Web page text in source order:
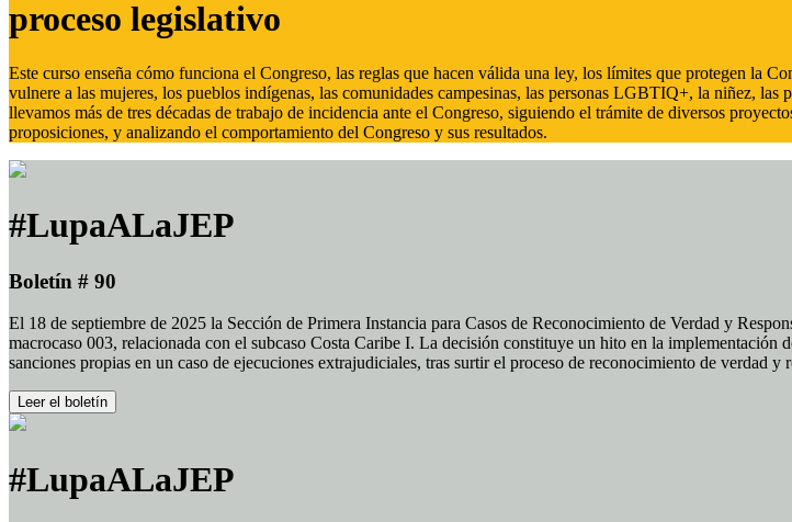
proceso legislativo
Este curso enseña cómo funciona el Congreso, las reglas que hacen válida una ley, los límites que protegen la
vulnere a las mujeres, los pueblos indígenas, las comunidades campesinas, las personas LGBTIQ+, la niñez,
llevamos más de tres décadas de trabajo de incidencia ante el Congreso, siguiendo el trámite de diversos
proposiciones, y analizando el comportamiento del Congreso y sus resultados.
#LupaALaJEP
Boletín # 90
El 18 de septiembre de 2025 la Sección de Primera Instancia para Casos de Reconocimiento de Verdad y
macrocaso 003, relacionada con el subcaso Costa Caribe I. La decisión constituye un hito en la
sanciones propias en un caso de ejecuciones extrajudiciales, tras surtir el proceso de reconocimiento de verdad y
Leer el boletín
#LupaALaJEP